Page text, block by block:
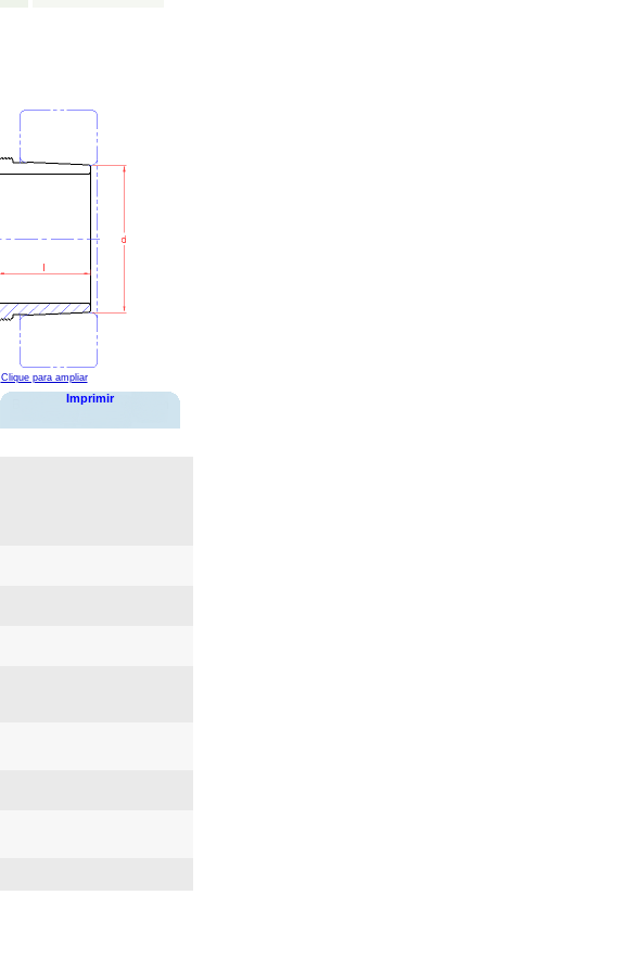
Clique para ampliar
Imprimir